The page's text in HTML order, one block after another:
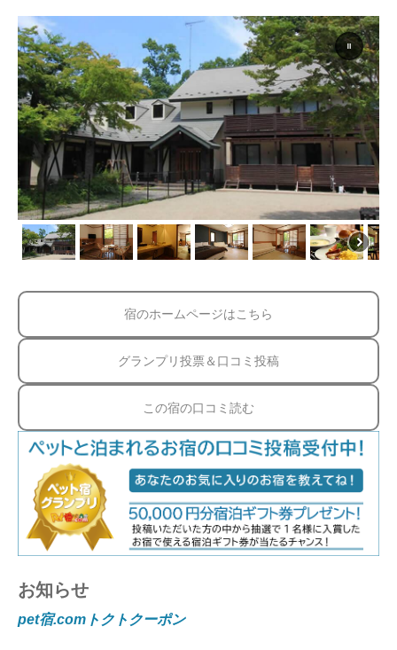
宿のホームページはこちら
グランプリ投票＆口コミ投稿
この宿の口コミ読む
お知らせ
pet宿.comトクトクーポン